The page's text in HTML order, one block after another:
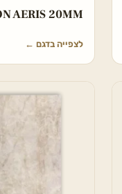
AERIS 20MM
לצפייה בדגם ←